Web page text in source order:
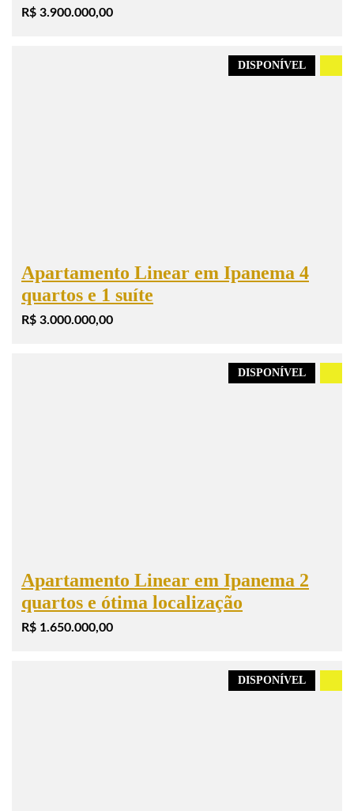
R$ 3.900.000,00
DISPONÍVEL
Apartamento Linear em Ipanema 4
quartos e 1 suíte
R$ 3.000.000,00
DISPONÍVEL
Apartamento Linear em Ipanema 2
quartos e ótima localização
R$ 1.650.000,00
DISPONÍVEL